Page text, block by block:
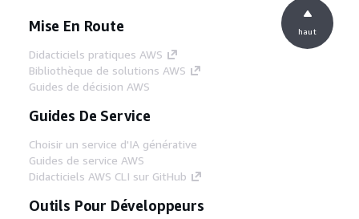
Mise En Route
Didacticiels pratiques AWS
Bibliothèque de solutions AWS
Guides de décision AWS
Guides De Service
Choisir un service d'IA générative
Guides de service AWS
Didacticiels AWS CLI sur GitHub
Outils Pour Développeurs
haut